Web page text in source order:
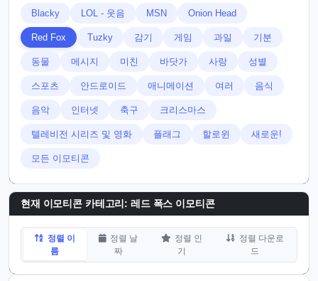
Blacky LOL - 웃음 MSN Onion Head
Red Fox Tuzky 감기 게임 과일 기분
동물 메시지 미친 바닷가 사랑 성별
스포츠 안드로이드 애니메이션 여러 음식
음악 인터넷 축구 크리스마스
텔레비전 시리즈 및 영화 플래그 할로윈 새로운!
모든 이모티콘
현재 이모티콘 카테고리:레드 폭스 이모티콘
정렬 이
름
정렬 날
짜
정렬 인
기
정렬 다운로
드